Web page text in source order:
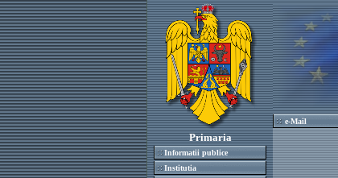
e-Mail
Primaria
Informatii publice
Institutia